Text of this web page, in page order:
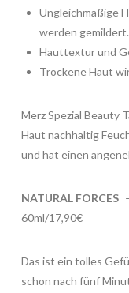
Ungleichmäßige
werden gemildert.
Hauttextur und
Trockene Haut
Merz Spezial Beauty
Haut nachhaltig
und hat einen
NATURAL FORCES
60ml/17,90€
Das ist ein tolles
schon nach fünf